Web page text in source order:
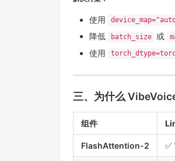
使用
降低
batch_size 或
使用
三、为什么
组件
FlashAttention-2 ✅